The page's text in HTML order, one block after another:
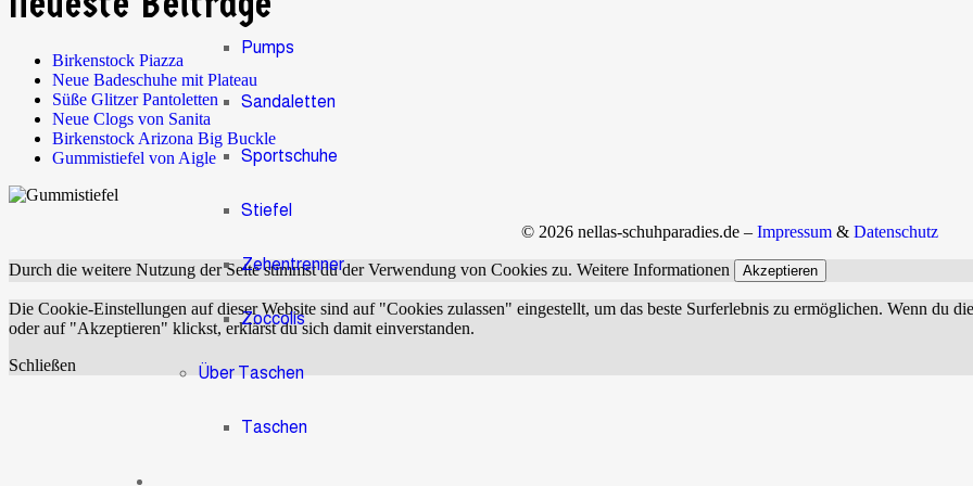
Pumps
Sandaletten
Sportschuhe
Stiefel
Zehentrenner
Zoccolis
Über Taschen
Taschen
Birkenstock Piazza
Neue Badeschuhe mit Plateau
Süße Glitzer Pantoletten
Neue Clogs von Sanita
Birkenstock Arizona Big Buckle
Gummistiefel von Aigle
© 2026 nellas-schuhparadies.de – Impressum & Datenschutz
Durch die weitere Nutzung der Seite stimmst du der Verwendung von Cookies zu. Weitere Informationen Akzeptieren
Die Cookie-Einstellungen auf dieser Website sind auf "Cookies zulassen" eingestellt, um das beste Surferlebnis zu ermöglichen. Wenn du
oder auf "Akzeptieren" klickst, erklärst du sich damit einverstanden.
Schließen